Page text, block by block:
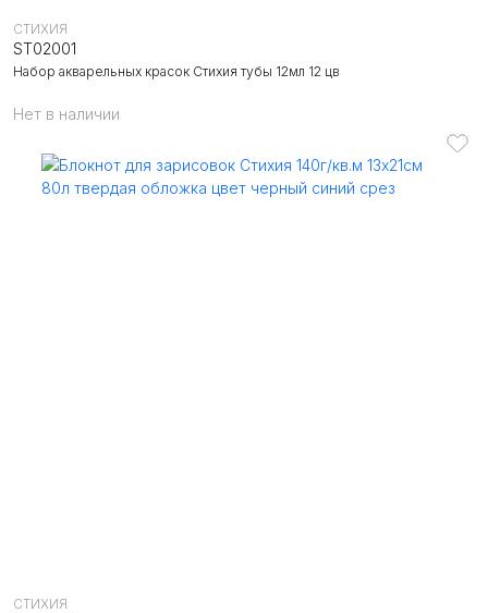
Нет в наличии
Набор акварельных красок Стихия тубы 12мл 12 цв
СТИХИЯ
ST02001
СТИХИЯ